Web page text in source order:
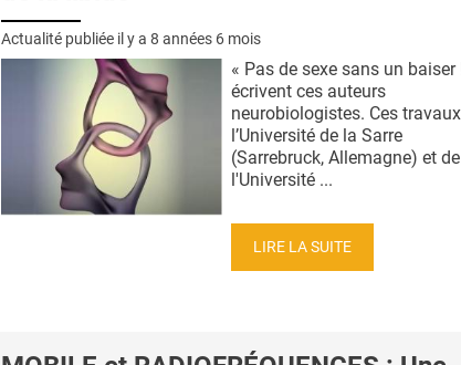
Actualité publiée il y a 8 années 6 mois
« Pas de sexe sans un baiser
écrivent ces auteurs
neurobiologistes. Ces
l’Université de la Sarre
(Sarrebruck, Allemagne) et
l'Université ...
LIRE LA SUITE